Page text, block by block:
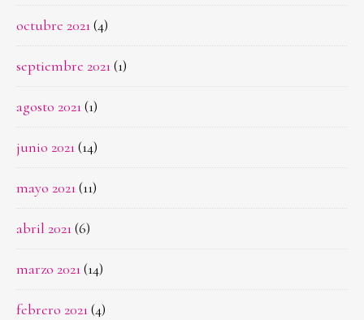
octubre 2021(4)
septiembre 2021(1)
agosto 2021(1)
junio 2021(14)
mayo 2021(11)
abril 2021(6)
marzo 2021(14)
febrero 2021(4)